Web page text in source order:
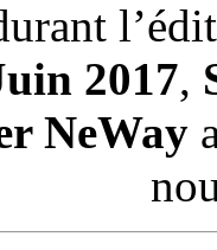
2017,
NeWay